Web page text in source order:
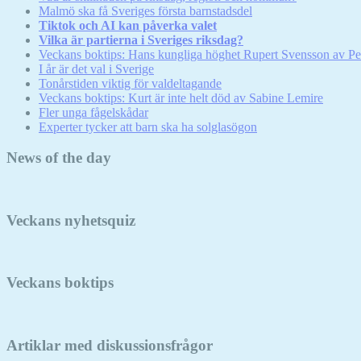
Malmö ska få Sveriges första barnstadsdel
Tiktok och AI kan påverka valet
Vilka är partierna i Sveriges riksdag?
Veckans boktips: Hans kungliga höghet Rupert Svensson av
I år är det val i Sverige
Tonårstiden viktig för valdeltagande
Veckans boktips: Kurt är inte helt död av Sabine Lemire
Fler unga fågelskådar
Experter tycker att barn ska ha solglasögon
News of the day
Veckans nyhetsquiz
Veckans boktips
Artiklar med diskussionsfrågor